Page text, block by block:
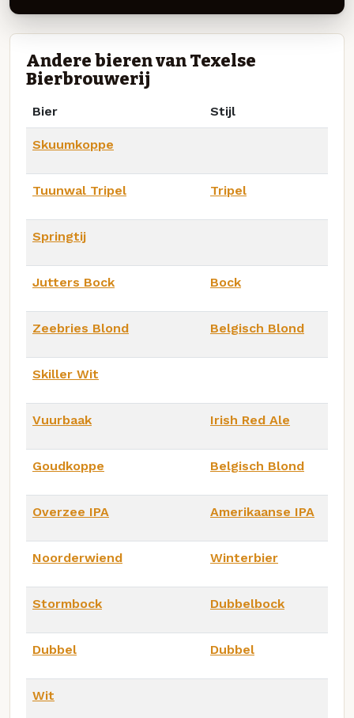
Andere bieren van Texelse
Bierbrouwerij
Bier Stijl
Skuumkoppe
Tuunwal Tripel Tripel
Springtij
Jutters Bock Bock
Zeebries Blond Belgisch Blond
Skiller Wit
Vuurbaak Irish Red Ale
Goudkoppe Belgisch Blond
Overzee IPA Amerikaanse IPA
Noorderwiend Winterbier
Stormbock Dubbelbock
Dubbel Dubbel
Wit